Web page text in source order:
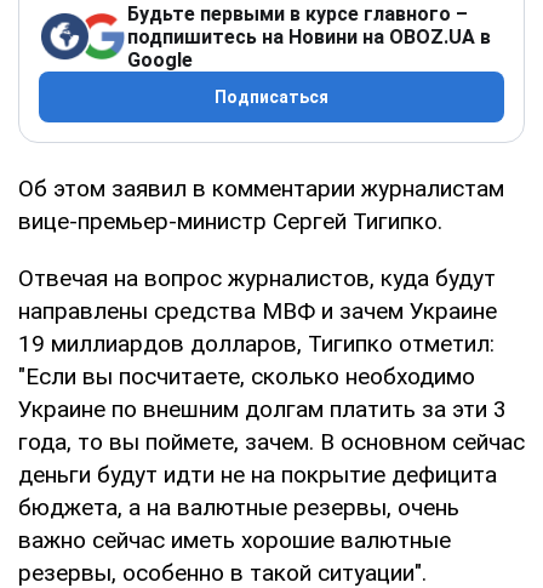
Будьте первыми в курсе главного –
подпишитесь на Новини на OBOZ.UA в
Google
Подписаться
Об этом заявил в комментарии журналистам
вице-премьер-министр Сергей Тигипко.
Отвечая на вопрос журналистов, куда будут
направлены средства МВФ и зачем Украине
19 миллиардов долларов, Тигипко отметил:
"Если вы посчитаете, сколько необходимо
Украине по внешним долгам платить за эти 3
года, то вы поймете, зачем. В основном сейчас
деньги будут идти не на покрытие дефицита
бюджета, а на валютные резервы, очень
важно сейчас иметь хорошие валютные
резервы, особенно в такой ситуации".